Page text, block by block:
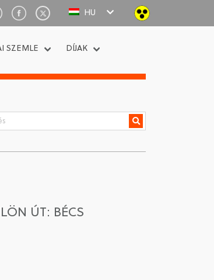
HU
SZEMLE DÍJAK
ÚT: BÉCS